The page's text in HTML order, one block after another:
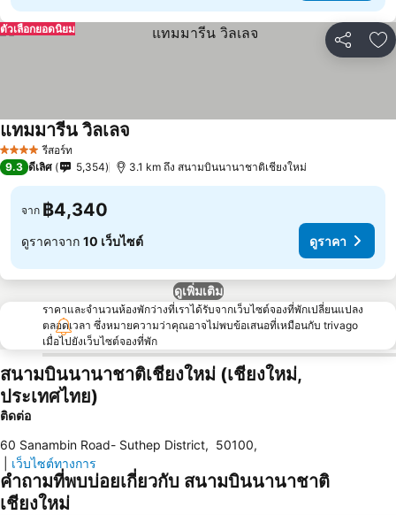
แชร์ เ
ตัวเลือกยอดนิยม
4 ดาว รีสอร์ท
แทมมารีน วิลเลจ
9.3 ดีเลิศ 5,354 3.1 km ถึง สนามบินนานาชาติเชียงใหม่
จาก ฿4,340
ดูราคาจาก 10 เว็บไซต์ ดูราคา
ดูเพิ่มเติม
ราคาและจำนวนห้องพักว่างที่เราได้รับจากเว็บไซต์จองที่พักเปลี่ยนแปลง
ตลอดเวลา ซึ่งหมายความว่าคุณอาจไม่พบข้อเสนอที่เหมือนกับ trivago
เมื่อไปยังเว็บไซต์จองที่พัก
สนามบินนานาชาติเชียงใหม่ (เชียงใหม่,
ประเทศไทย)
ติดต่อ
60 Sanambin Road- Suthep District, 50100,
เว็บไซต์ทางการ
คำถามที่พบบ่อยเกี่ยวกับ สนามบินนานาชาติ
เชียงใหม่